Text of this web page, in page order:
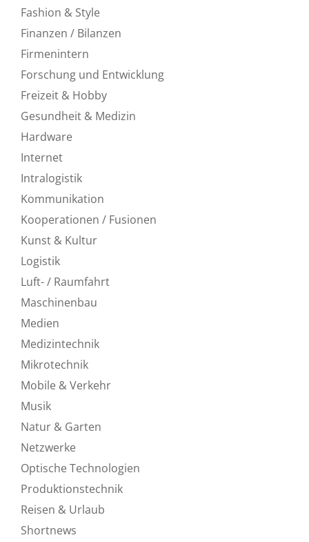
Fashion & Style
Finanzen / Bilanzen
Firmenintern
Forschung und Entwicklung
Freizeit & Hobby
Gesundheit & Medizin
Hardware
Internet
Intralogistik
Kommunikation
Kooperationen / Fusionen
Kunst & Kultur
Logistik
Luft- / Raumfahrt
Maschinenbau
Medien
Medizintechnik
Mikrotechnik
Mobile & Verkehr
Musik
Natur & Garten
Netzwerke
Optische Technologien
Produktionstechnik
Reisen & Urlaub
Shortnews